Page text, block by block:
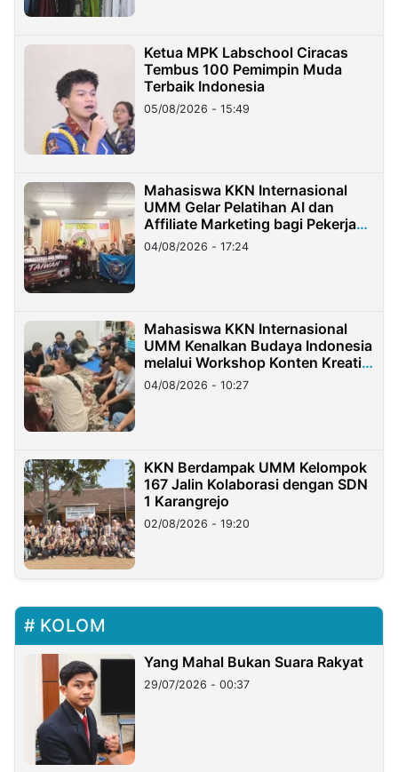
Ketua MPK Labschool Ciracas
Tembus 100 Pemimpin Muda
Terbaik Indonesia
05/08/2026 - 15:49
Mahasiswa KKN Internasional
UMM Gelar Pelatihan AI dan
Affiliate Marketing bagi Pekerja
Migran Indonesia di Taiwan
04/08/2026 - 17:24
Mahasiswa KKN Internasional
UMM Kenalkan Budaya Indonesia
melalui Workshop Konten Kreatif
di Taiwan
04/08/2026 - 10:27
KKN Berdampak UMM Kelompok
167 Jalin Kolaborasi dengan SDN
1 Karangrejo
02/08/2026 - 19:20
KOLOM
Yang Mahal Bukan Suara Rakyat
29/07/2026 - 00:37